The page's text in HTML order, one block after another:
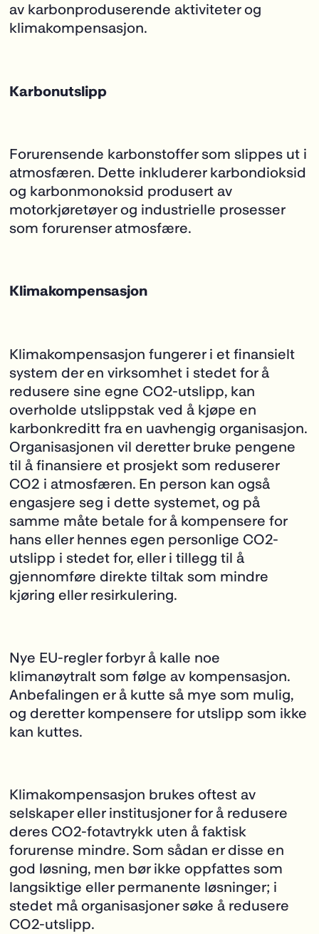
av karbonproduserende aktiviteter og
klimakompensasjon.
Karbonutslipp
Forurensende karbonstoffer som slippes ut i
atmosfæren. Dette inkluderer karbondioksid
og karbonmonoksid produsert av
motorkjøretøyer og industrielle prosesser
som forurenseratmosfære.
Klimakompensasjon
Klimakompensasjon fungerer i et finansielt
system der en virksomhet i stedet for å
redusere sine egne CO2-utslipp, kan
overholde utslippstak ved å kjøpe en
karbonkreditt fra en uavhengig organisasjon.
Organisasjonen vil deretter bruke pengene
til å finansiere et prosjekt som reduserer
CO2 i atmosfæren. En person kan også
engasjere seg i dette systemet, og på
samme måte betale for å kompensere for
hans eller hennes egen personlige CO2-
utslipp i stedet for, eller i tillegg til å
gjennomføre direkte tiltak som mindre
kjøring eller resirkulering.
Nye EU-regler forbyr å kalle noe
klimanøytralt som følge av kompensasjon.
Anbefalingen er å kutte så mye som mulig,
og deretter kompensere for utslipp som ikke
kan kuttes.
Klimakompensasjon brukes oftest av
selskaper eller institusjoner for å redusere
deres CO2-fotavtrykk uten å faktisk
forurense mindre. Som sådan er disse en
god løsning, men bør ikke oppfattes som
langsiktige eller permanente løsninger; i
stedet må organisasjoner søke å redusere
CO2-utslipp.